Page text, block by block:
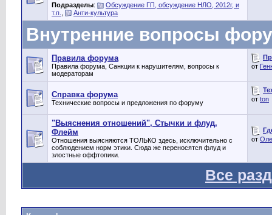
Подразделы:
Обсуждение ГП, обсуждение НЛО, 2012г, и
т.п.
Анти-культура
Внутренние вопросы
Правила форума
Правила форума, Санкции к нарушителям, вопросы к
модераторам
от
Справка форума
Технические вопросы и предложения по форуму
от ton
"Выяснения отношений", Стычки и флуд,
Флейм
Отношения выясняются ТОЛЬКО здесь, исключительно с
соблюдением норм этики. Сюда же переносятся флуд и
злостные оффтопики.
от
Все